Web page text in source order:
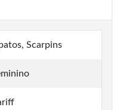
Scarpins